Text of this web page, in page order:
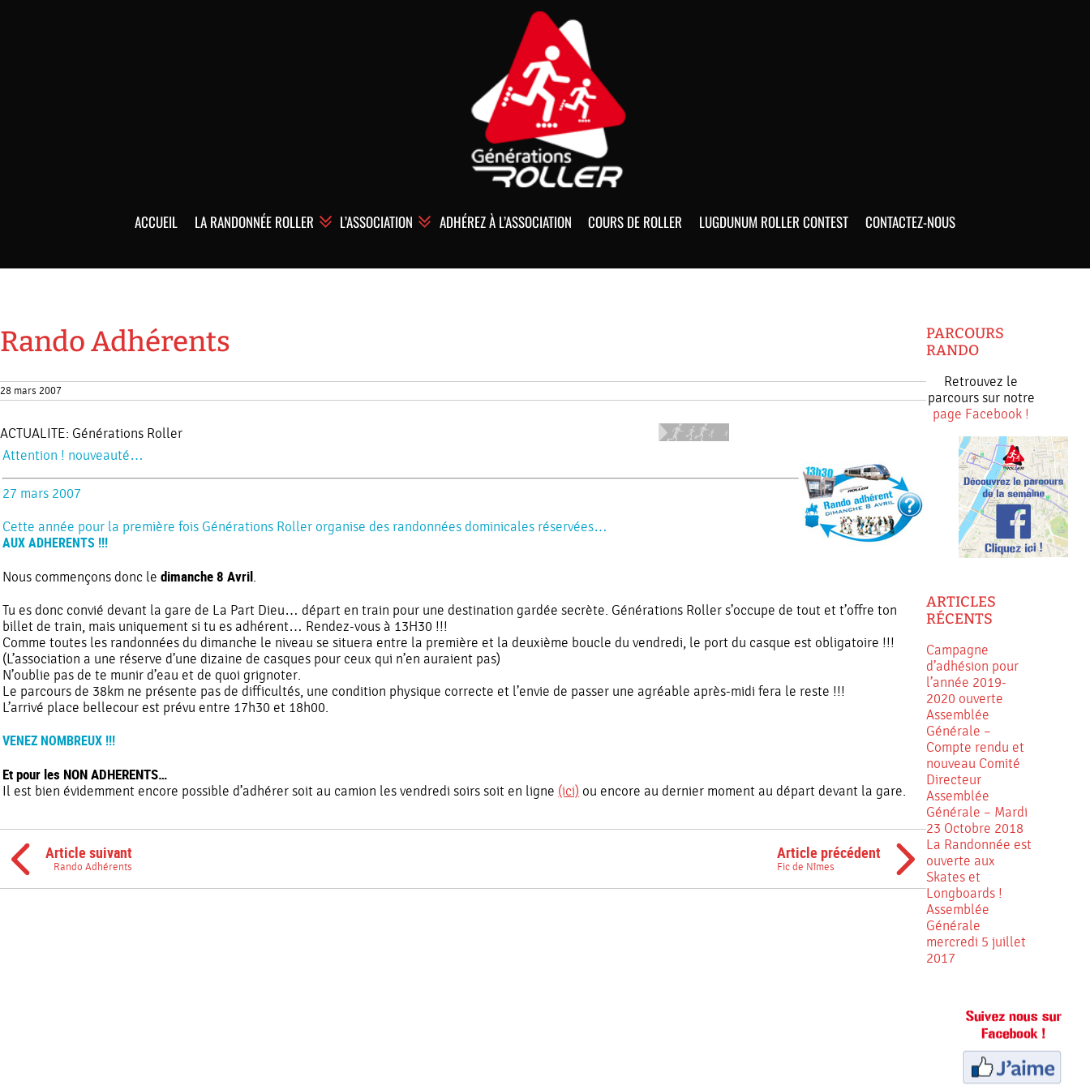
ACCUEIL LA RANDONNÉE ROLLER L’ASSOCIATION ADHÉREZ À L’ASSOCIATION COURS DE ROLLER LUGDUNUM ROLLER CONTEST CONTACTEZ-NOUS
Rando Adhérents
28 mars 2007
ACTUALITE: Générations Roller
Attention ! nouveauté…
27 mars 2007
Cette année pour la première fois Générations Roller organise des randonnées dominicales réservées…
AUX ADHERENTS !!!
Nous commençons donc ledimanche 8 Avril.
Tu es donc convié devant la gare de La Part Dieu… départ en train pour une destination gardée secrète. Générations Roller s’occupe de tout et t’offre ton
billet de train, mais uniquement si tu es adhérent… Rendez-vous à 13H30 !!!
Comme toutes les randonnées du dimanche le niveau se situera entre la première et la deuxième boucle du vendredi, le port du casque est obligatoire !!!
(L’association a une réserve d’une dizaine de casques pour ceux qui n’en auraient pas)
N’oublie pas de te munir d’eau et de quoi grignoter.
Le parcours de 38km ne présente pas de difficultés, une condition physique correcte et l’envie de passer une agréable après-midi fera le reste !!!
L’arrivé place bellecour est prévu entre 17h30 et 18h00.
VENEZ NOMBREUX !!!
Et pour les NON ADHERENTS…
Il est bien évidemment encore possible d’adhérer soit au camion les vendredi soirs soit en ligne (ici) ou encore au dernier moment au départ devant la gare.
Article suivant
Rando Adhérents
Article précédent
Fic de Nîmes
PARCOURS
RANDO
Retrouvez le
parcours sur notre
page Facebook !
ARTICLES
RÉCENTS
Campagne
d’adhésion pour
l’année 2019-
2020 ouverte
Assemblée
Générale –
Compte rendu et
nouveau Comité
Directeur
Assemblée
Générale – Mardi
23 Octobre 2018
La Randonnée est
ouverte aux
Skates et
Longboards !
Assemblée
Générale
mercredi 5 juillet
2017